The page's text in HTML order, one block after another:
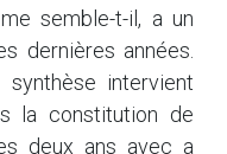
semble-t-il, a un
dernières années.
synthèse intervient
la constitution de
deux ans avec a